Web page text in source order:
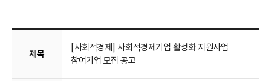
제목
[사회적경제] 사회적경제기업 활성화 지원사업
참여기업 모집 공고